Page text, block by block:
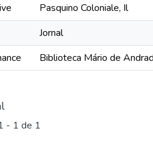
Pasquino Coloniale, Il
Jornal
Biblioteca Mário de
- 1 de 1